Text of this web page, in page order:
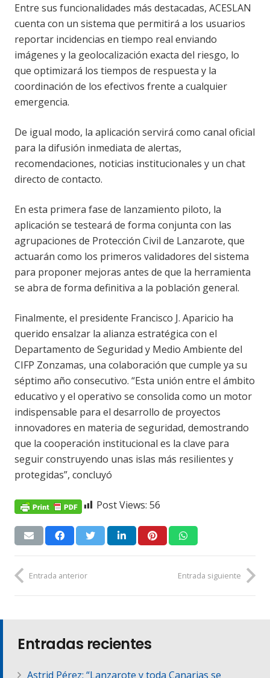
Entre sus funcionalidades más destacadas, ACESLAN
cuenta con un sistema que permitirá a los usuarios
reportar incidencias en tiempo real enviando
imágenes y la geolocalización exacta del riesgo, lo
que optimizará los tiempos de respuesta y la
coordinación de los efectivos frente a cualquier
emergencia.
De igual modo, la aplicación servirá como canal oficial
para la difusión inmediata de alertas,
recomendaciones, noticias institucionales y un chat
directo de contacto.
En esta primera fase de lanzamiento piloto, la
aplicación se testeará de forma conjunta con las
agrupaciones de Protección Civil de Lanzarote, que
actuarán como los primeros validadores del sistema
para proponer mejoras antes de que la herramienta
se abra de forma definitiva a la población general.
Finalmente, el presidente Francisco J. Aparicio ha
querido ensalzar la alianza estratégica con el
Departamento de Seguridad y Medio Ambiente del
CIFP Zonzamas, una colaboración que cumple ya su
séptimo año consecutivo. “Esta unión entre el ámbito
educativo y el operativo se consolida como un motor
indispensable para el desarrollo de proyectos
innovadores en materia de seguridad, demostrando
que la cooperación institucional es la clave para
seguir construyendo unas islas más resilientes y
protegidas”, concluyó
Post Views: 56
Entrada anterior Entrada siguiente
Entradas recientes
Astrid Pérez: “Lanzarote y toda Canarias se